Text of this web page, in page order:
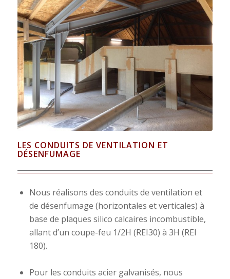
LES CONDUITS DE VENTILATION ET
DÉSENFUMAGE
Nous réalisons des conduits de ventilation et
de désenfumage (horizontales et verticales) à
base de plaques silico calcaires incombustible,
allant d’un coupe-feu 1/2H (REI30) à 3H (REI
180).
Pour les conduits acier galvanisés, nous